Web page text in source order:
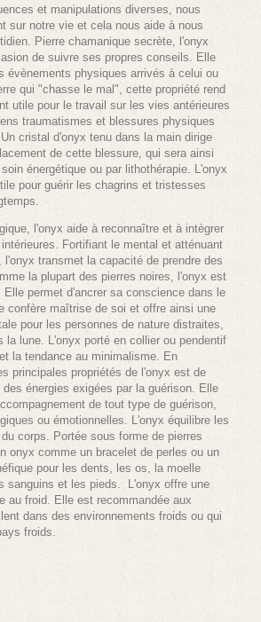
et manipulations diverses, nous
sur notre vie et cela nous aide à nous
Pierre chamanique secrète, l'onyx
de suivre ses propres conseils. Elle
évènements physiques arrivés à celui ou
qui "chasse le mal", cette propriété rend
utile pour le travail sur les vies antérieures
traumatismes et blessures physiques
cristal d'onyx tenu dans la main dirige
de cette blessure, qui sera ainsi
énergétique ou par lithothérapie. L'onyx
pour guérir les chagrins et tristesses
l'onyx aide à reconnaître et à intègrer
Fortifiant le mental et atténuant
l'onyx transmet la capacité de prendre des
la plupart des pierres noires, l'onyx est
Elle permet d'ancrer sa conscience dans le
confère maîtrise de soi et offre ainsi une
pour les personnes de nature distraites,
la lune. L'onyx porté en collier ou pendentif
la tendance au minimalisme. En
principales propriétés de l'onyx est de
énergies exigées par la guérison. Elle
de tout type de guérison,
ou émotionnelles. L'onyx équilibre les
corps. Portée sous forme de pierres
onyx comme un bracelet de perles ou un
pour les dents, les os, la moelle
sanguins et les pieds. L'onyx offre une
au froid. Elle est recommandée aux
dans des environnements froids ou qui
froids.